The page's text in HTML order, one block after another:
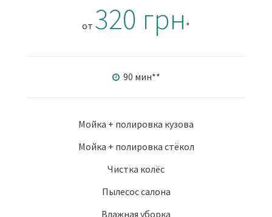
от 320 грн *
90 мин**
Мойка + полировка кузова
Мойка + полировка стёкол
Чистка колёс
Пылесос салона
Влажная уборка